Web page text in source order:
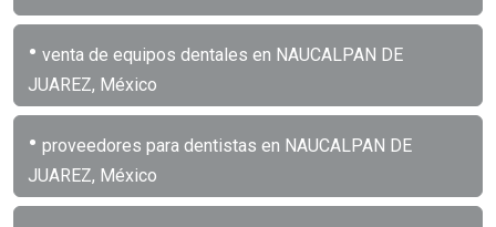
• venta de equipos dentales en NAUCALPAN DE
JUAREZ, México
• proveedores para dentistas en NAUCALPAN DE
JUAREZ, México